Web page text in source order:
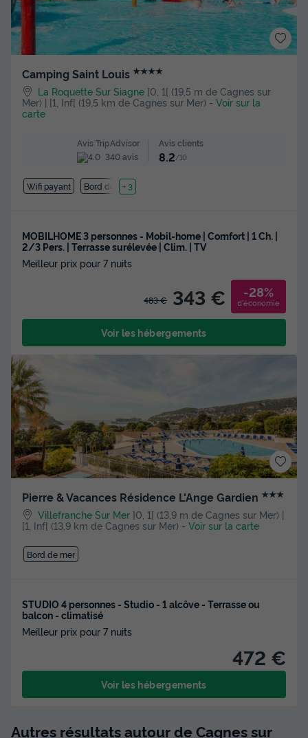
Camping Saint Louis ★★★★
La Roquette Sur Siagne ]0, 1[ (19,5 m de Cagnes sur
Mer) | [1, Inf[ (19,5 km de Cagnes sur Mer) - Voir sur la
carte
Avis TripAdvisor
340 avis
Avis clients
8.2/10
Wifi payant Bord de mer
+ 3
MOBILHOME 3 personnes - Mobil-home | Comfort | 1 Ch. |
2/3 Pers. | Terrasse surélevée | Clim. | TV
Meilleur prix pour 7 nuits
483 € 343 € -28%
d'économie
Voir les hébergements
Pierre & Vacances Résidence L'Ange Gardien ★★★
Villefranche Sur Mer ]0, 1[ (13,9 m de Cagnes sur Mer) |
[1, Inf[ (13,9 km de Cagnes sur Mer) - Voir sur la carte
Bord de mer
STUDIO 4 personnes - Studio - 1 alcôve - Terrasse ou
balcon - climatisé
Meilleur prix pour 7 nuits
472 €
Voir les hébergements
Autres résultats autour de Cagnes sur